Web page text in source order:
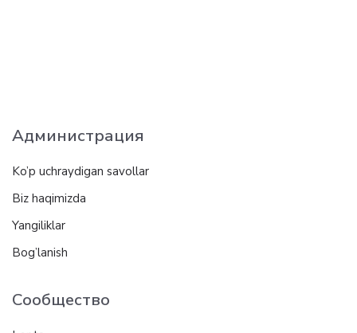
Администрация
Ko’p uchraydigan savollar
Biz haqimizda
Yangiliklar
Bog’lanish
Сообщество